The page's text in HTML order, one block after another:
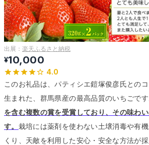
出展： 楽天ふるさと納税
¥10,000
4.0
このお礼品は、パティシエ鎧塚俊彦氏との
生まれた、群馬県産の最高品質のいちごで
を含む複数の賞を受賞しており、その味わ
す。 栽培には薬剤を使わない土壌消毒や有
くり、天敵を利用した安心・安全な方法が